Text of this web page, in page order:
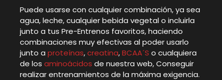
Puede usarse con cualquier combinación, ya sea
agua, leche, cualquier bebida vegetal o incluirla
junto a tus Pre-Entrenos favoritos, haciendo
combinaciones muy efectivas al poder usarlo
junto a proteínas,creatina,BCAA´S o cualquiera
de los aminoácidos de nuestra web, Conseguir
realizar entrenamientos de la máxima exigencia.